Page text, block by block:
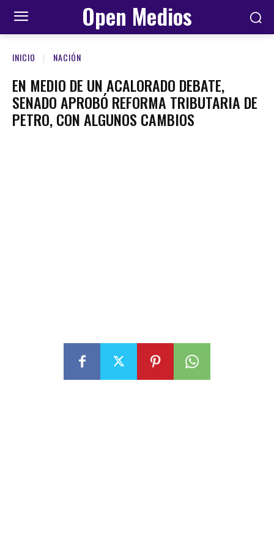
Open Medios
INICIO NACIÓN
EN MEDIO DE UN ACALORADO DEBATE,
SENADO APROBÓ REFORMA TRIBUTARIA DE
PETRO, CON ALGUNOS CAMBIOS